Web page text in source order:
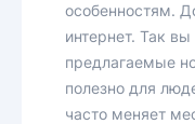
особенностям.
интернет. Так
предлагаемые
полезно для
часто меняет